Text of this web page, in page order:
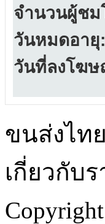
จำนวนผู้ช
วันหมดอายุ:
วันที่ลงโฆ
ขนส่งไท
เกี่ยวกับ